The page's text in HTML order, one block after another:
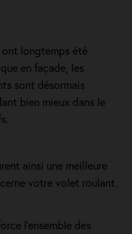
longtemps été
en façade, les
sont désormais
bien mieux dans le
ainsi une meilleure
votre volet roulant.
l’ensemble des